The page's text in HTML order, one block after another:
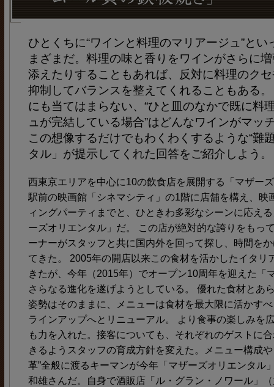
ひとくちに“ワインと料理のマリアージュ”と
まざまだ。料理の味と香りをワインがさらに
添えたりすることもあれば、反対に料理のク
抑制してバランスを整えてくれることもある
にも当てはまらない、“ひと皿のなかで既に料
ュが完結している場合”はどんなワインがマ
この想像するだけでもわくわくするような“難
タル」が提示してくれた回答をご紹介しよう。
西東京エリアを中心に10の飲食店を展開する「マザー
駅前の映画館「シネマシティ」の1階に店舗を構え、映
ィングパーティまでと、ひときわ多彩なシーンに応え
ーズオリエンタル」だ。 この店が絶対的な誇りをもっ
ーナーがスタッフと共に国内外を回って探し、時間を
てきた。 2005年の開店以来この食材を活かしたイタリ
きたが、今年（2015年）でオープン10周年を迎えた「
さらなる進化を遂げようとしている。 優れた食材とあ
姿勢はそのままに、メニューは食材を最大限に活かす
ラインアップへとリニューアル。 より食事の楽しみを
も力を入れた。接客についても、それぞれのゲストに
きるようスタッフの育成方針を変えた。メニュー構成
革”全般に渡るキーマンが今年「マザーズオリエンタル
和雄さんだ。自身で酒販店「ル・グラン・ノワール」